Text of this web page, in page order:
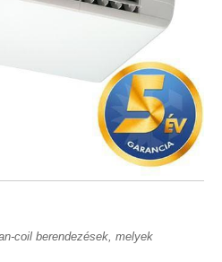
coil berendezések, melyek